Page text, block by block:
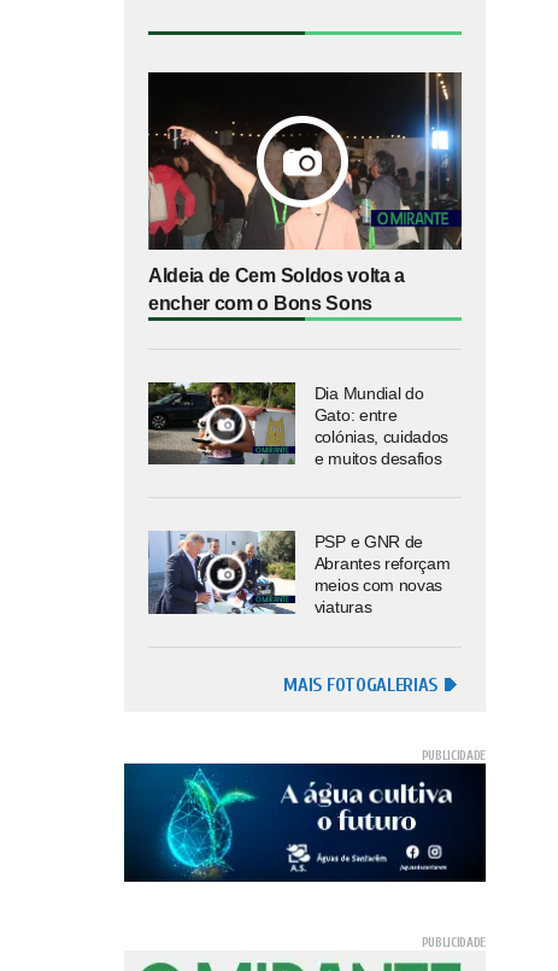
Aldeia de Cem Soldos volta a
encher com o Bons Sons
Dia Mundial do
Gato: entre
colónias, cuidados
e muitos desafios
PSP e GNR de
Abrantes reforçam
meios com novas
viaturas
MAIS FOTOGALERIAS